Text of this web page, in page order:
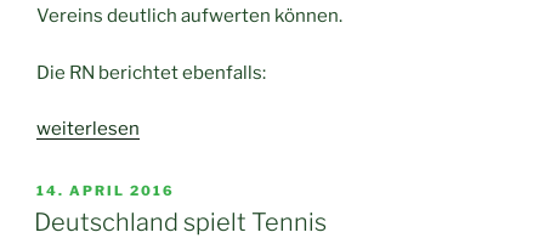
Vereins deutlich aufwerten können.
Die RN berichtet ebenfalls:
„Fördermittel
Landes
zur
weiterlesen
VERÖFFENTLICHT
AM
14. APRIL 2016
Deutschland spielt Tennis